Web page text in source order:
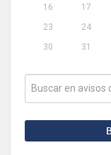
16
17
23
24
30
31